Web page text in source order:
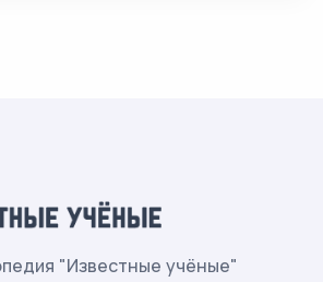
"Известные учёные"